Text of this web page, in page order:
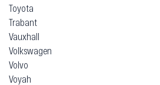
Toyota
Trabant
Vauxhall
Volkswagen
Volvo
Voyah